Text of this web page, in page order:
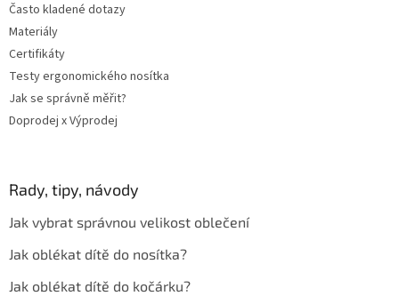
Často kladené dotazy
Materiály
Certifikáty
Testy ergonomického nosítka
Jak se správně měřit?
Doprodej x Výprodej
Rady, tipy, návody
Jak vybrat správnou velikost oblečení
Jak oblékat dítě do nosítka?
Jak oblékat dítě do kočárku?